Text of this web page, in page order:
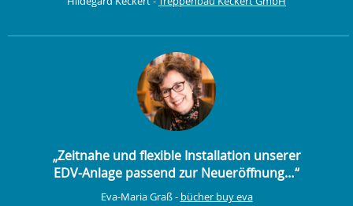
„Zeitnahe und flexible Installation unserer
EDV-Anlage passend zur Neueröffnung…“
Eva-Maria Graß - bücher buy eva